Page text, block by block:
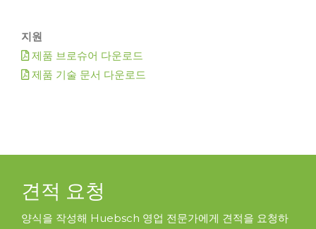
지원
제품 브로슈어 다운로드
제품 기술 문서 다운로드
견적 요청
양식을 작성해 Huebsch 영업 전문가에게 견적을 요청하